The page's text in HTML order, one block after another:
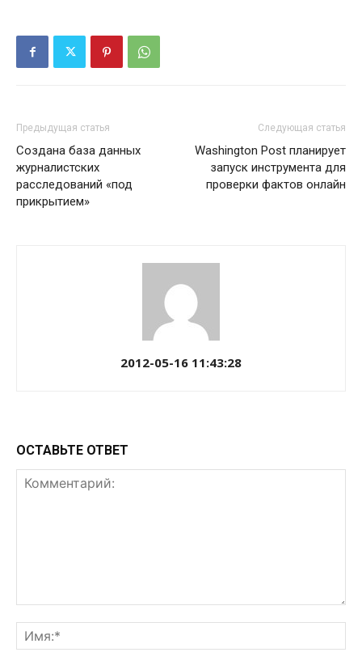
Предыдущая статья
Создана база данных
журналистских
расследований «под
прикрытием»
Следующая статья
Washington Post планирует
запуск инструмента для
проверки фактов онлайн
2012-05-16 11:43:28
ОСТАВЬТЕ ОТВЕТ